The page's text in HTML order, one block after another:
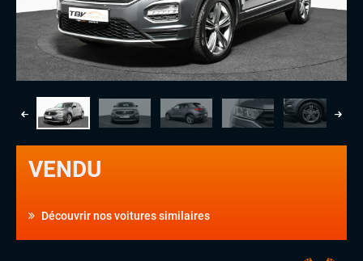
VENDU
Découvrir nos voitures similaires